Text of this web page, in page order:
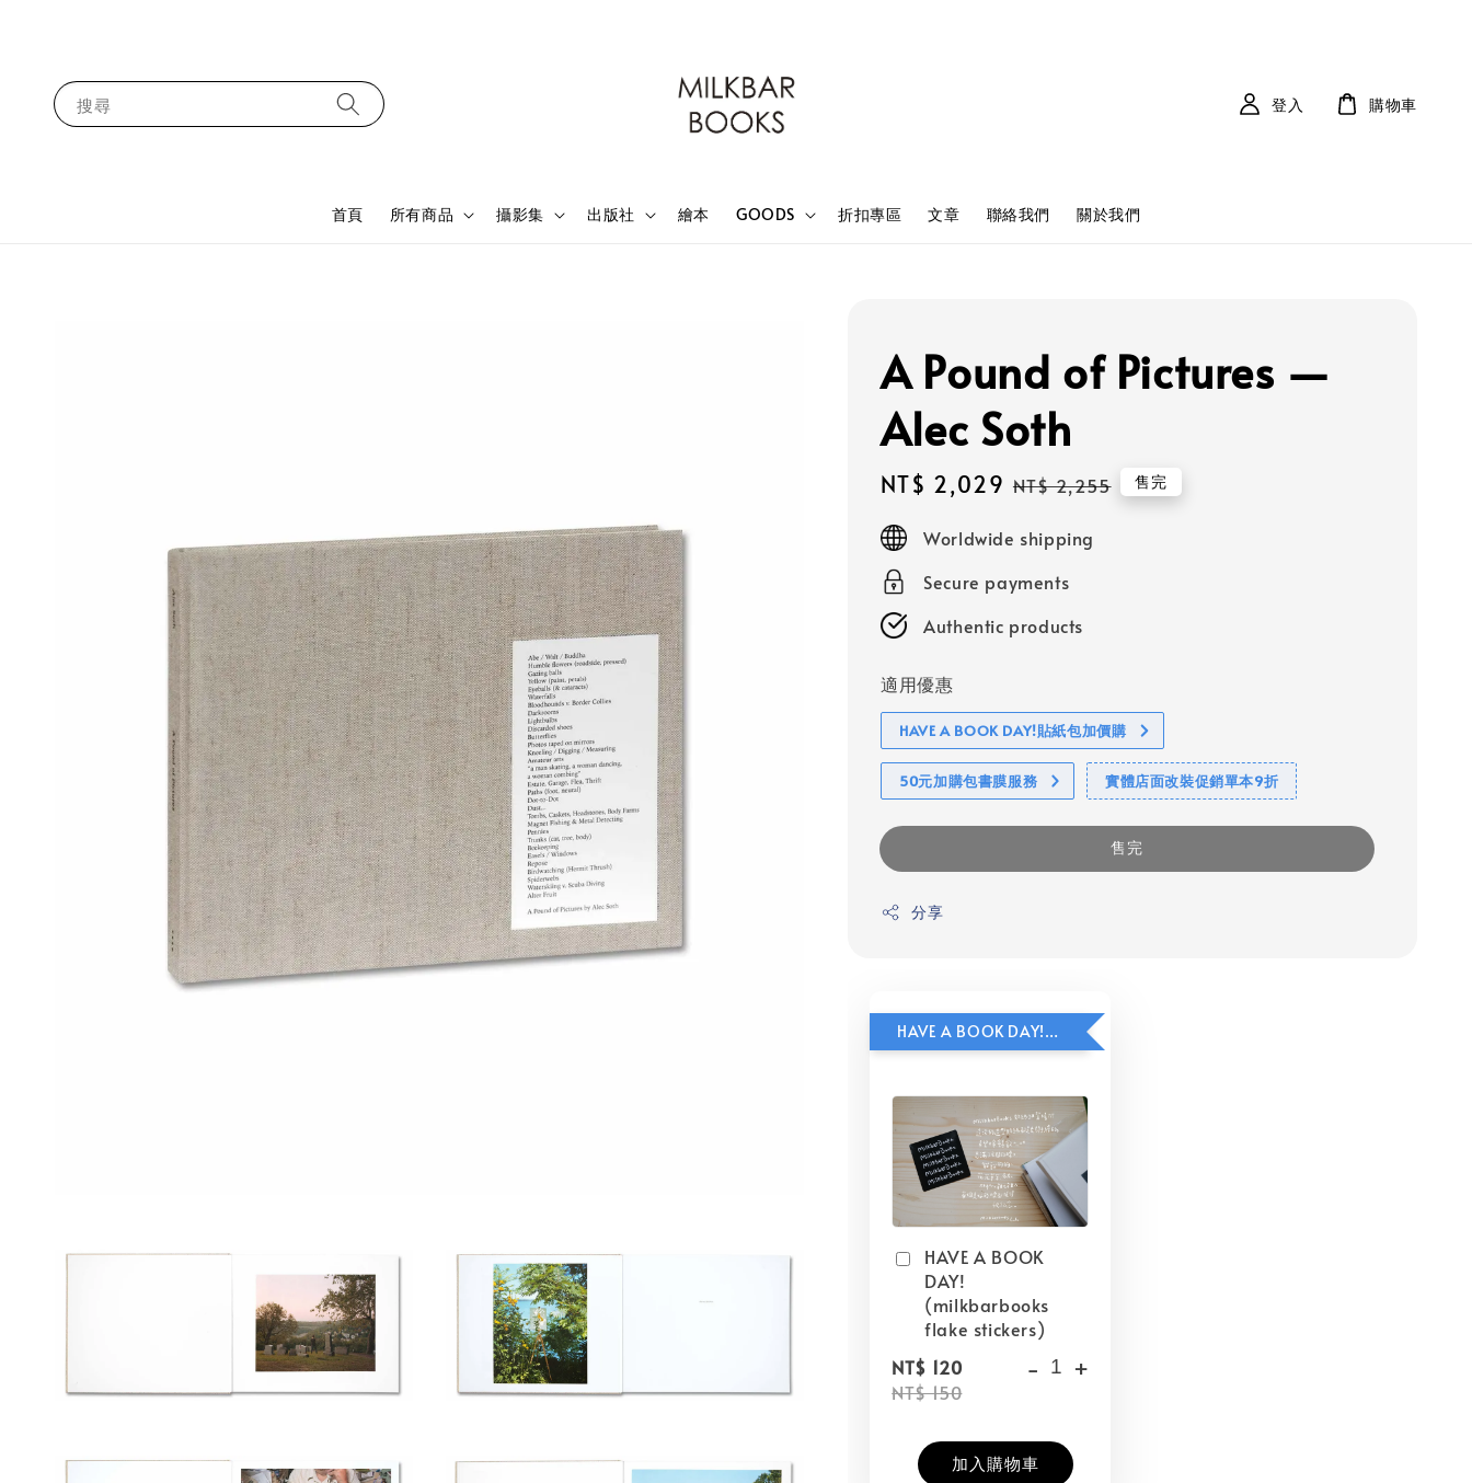
搜尋
首頁 所有商品 攝影集 出版社 繪本 GOODS 折扣專區 文章 聯絡我們 關於我們
登入 購物車
A Pound of Pictures —
Alec Soth
Sale
price
NT$ 2,029 Regular
NT$ 2,255 售完
Worldwide shipping
Secure payments
Authentic products
適用優惠
HAVE A BOOK DAY!貼紙包加價購
50元加購包書膜服務 實體店面改裝促銷單本9折
售完
分享
HAVE A BOOK DAY!貼紙包加價購
HAVE A BOOK
DAY!
(milkbarbooks
flake stickers)
NT$ 120
NT$ 150
- +
加入購物車